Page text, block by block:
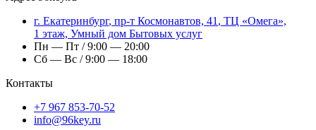
г. Екатеринбург, пр-т Космонавтов, 41, ТЦ «Омега»,
1 этаж, Умный дом Бытовых услуг
Пн — Пт / 9:00 — 20:00
Сб — Вс / 9:00 — 18:00
Контакты
+7 967 853-70-52
info@96key.ru